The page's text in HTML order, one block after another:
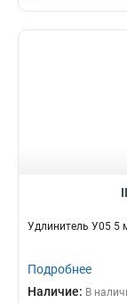
Удлинитель У05 5
Подробнее
Наличие: В